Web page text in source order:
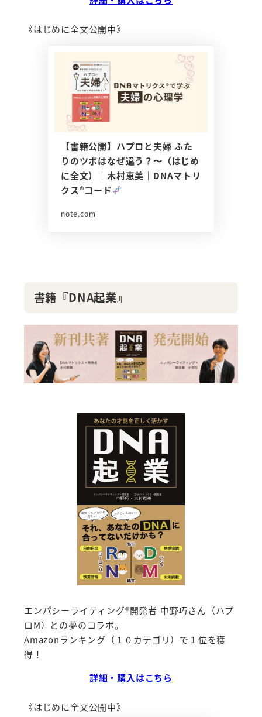
《はじめに全文公開中》
【書籍公開】ハプロと夫婦 ふた
りのツボはなぜ違う？〜（はじめ
に全文）｜木村恵美｜DNAマトリ
クス®コード
note.com
書籍『DNA起業』
エンパシーライティング®開発者 中野巧さん（ハプ
ロM）との夢のコラボ。
Amazonランキング（１０カテゴリ）で１位を獲
得！
詳細・購入はこちら
《はじめに全文公開中》